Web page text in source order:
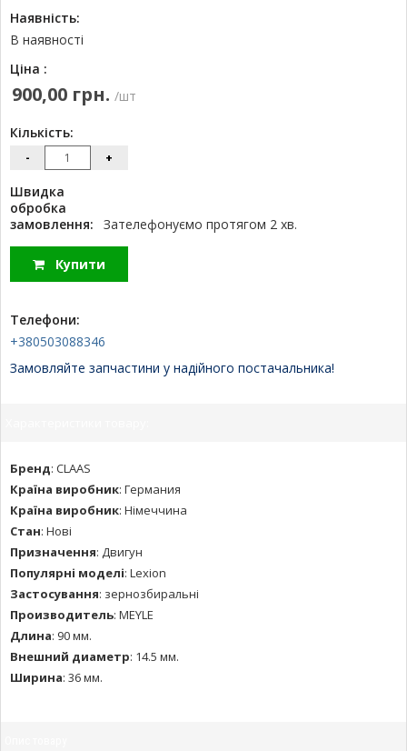
Наявність:
В наявності
Ціна :
900,00 грн. /шт
Кількість:
- +
Швидка
обробка
замовлення:
Зателефонуємо протягом 2 хв.
Купити
Телефони:
+380503088346
Замовляйте запчастини у надійного постачальника!
Бренд: CLAAS
Країна виробник: Германия
Країна виробник: Німеччина
Стан: Нові
Призначення: Двигун
Популярні моделі: Lexion
Застосування: зернозбиральні
Производитель: MEYLE
Длина: 90 мм.
Внешний диаметр: 14.5 мм.
Ширина: 36 мм.